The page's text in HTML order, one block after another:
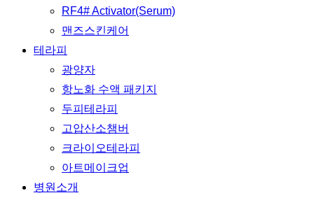
RF4# Activator(Serum)
맨즈스킨케어
테라피
광양자
항노화 수액 패키지
두피테라피
고압산소챔버
크라이오테라피
아트메이크업
병원소개